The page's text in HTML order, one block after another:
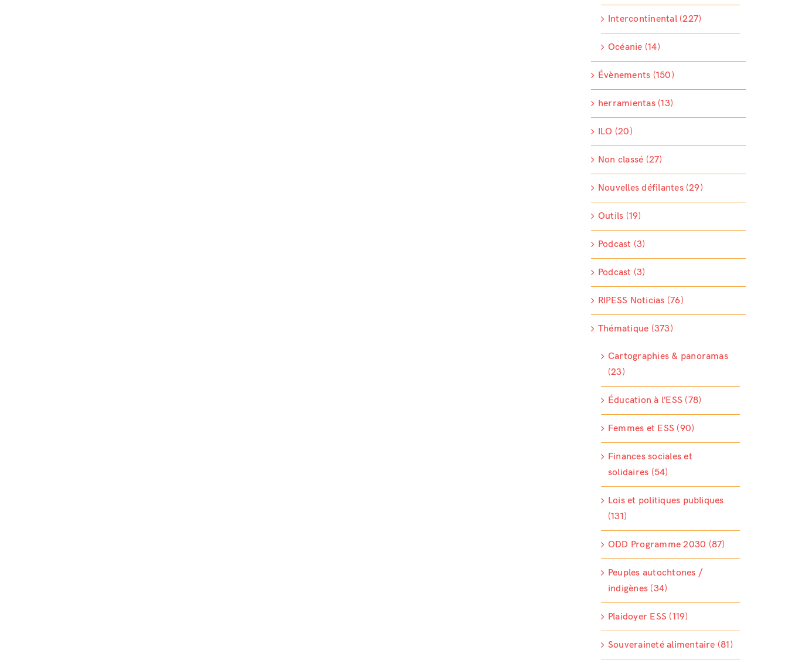
Intercontinental (227)
Océanie (14)
Évènements (150)
herramientas (13)
ILO (20)
Non classé (27)
Nouvelles défilantes (29)
Outils (19)
Podcast (3)
Podcast (3)
RIPESS Noticias (76)
Thématique (373)
Cartographies & panoramas
(23)
Éducation à l’ESS (78)
Femmes et ESS (90)
Finances sociales et
solidaires (54)
Lois et politiques publiques
(131)
ODD Programme 2030 (87)
Peuples autochtones /
indigènes (34)
Plaidoyer ESS (119)
Souveraineté alimentaire (81)